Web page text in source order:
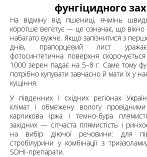
фунгіцидного
На відміну від пшениці, ячмінь
коротше вегетує — це означає, що вікно
набагато вужче. Якщо запізнитися з
днів, прапорцевий лист
фотосинтетична поверхня
1000 зерен падає на 5–8 г. Саме тому
потрібно купувати завчасно й мати їх у
кущіння.
У південних і східних регіонах
клімат і обмежену вологу
карликова іржа і темно-бура
західних — сітчаста плямистість і
на вибір діючої речовини: для
стробілурини у комбінації з
SDHI-препарати.